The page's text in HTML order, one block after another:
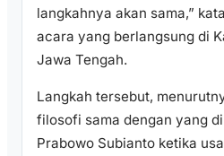
langkahnya akan sama,”
acara yang berlangsung di
Jawa Tengah.
Langkah tersebut,
filosofi sama dengan yang
Prabowo Subianto ketika